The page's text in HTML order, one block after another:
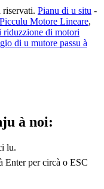
Pianu di u situ -
Picculu Motore Lineare,
riduzzione di motori
di u mutore passu à
à noi:
lu.
Enter per circà o ESC